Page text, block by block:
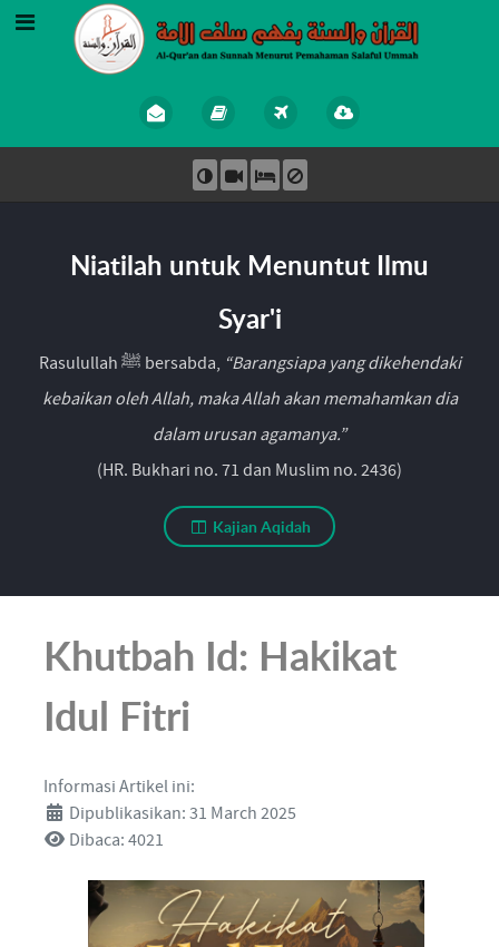
Niatilah untuk Menuntut Ilmu
Syar'i
Rasulullah ﷺ bersabda, “Barangsiapa yang dikehendaki
kebaikan oleh Allah, maka Allah akan memahamkan dia
dalam urusan agamanya.”
(HR. Bukhari no. 71 dan Muslim no. 2436)
Kajian Aqidah
Khutbah Id: Hakikat
Idul Fitri
Informasi Artikel ini:
Dipublikasikan: 31 March 2025
Dibaca: 4021